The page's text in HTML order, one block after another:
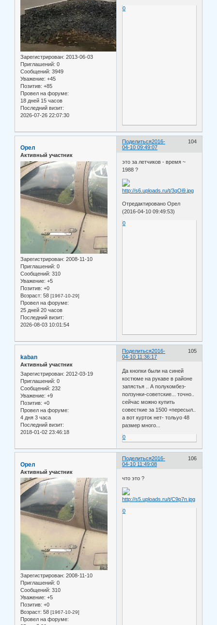
Зарегистрирован: 2013-06-03
Приглашений: 0
Сообщений: 3949
Уважение: +45
Позитив: +85
Провел на форуме:
18 дней 15 часов
Последний визит:
2026-07-26 22:07:30
0
Поделиться 104
2016-
04-10 09:49:07
Орел
Активный участник
Зарегистрирован: 2008-11-10
Приглашений: 0
Сообщений: 310
Уважение: +5
Позитив: +0
Возраст: 58 [1967-10-29]
Провел на форуме:
25 дней 20 часов
Последний визит:
2026-08-03 10:01:54
это за летчиков - время ~
1988 ?
Отредактировано Орел
(2016-04-10 09:49:53)
0
Поделиться 105
2016-
04-10 11:36:17
kaban
Активный участник
Зарегистрирован: 2012-03-19
Приглашений: 0
Сообщений: 232
Уважение: +9
Позитив: +0
Провел на форуме:
4 дня 3 часа
Последний визит:
2018-01-02 23:46:18
Да кнопки были на синей
костюме на рукаве в районе
запястья .. А полукомбез-
ползунки-советские... точно..
сейчас можно купить
совесткие за 1500 +пересыл..
а вот курток нет- тольуо 48
размер много...
0
Поделиться 106
2016-
04-10 11:49:08
Орел
Активный участник
Зарегистрирован: 2008-11-10
Приглашений: 0
Сообщений: 310
Уважение: +5
Позитив: +0
Возраст: 58 [1967-10-29]
Провел на форуме:
что это ?
0